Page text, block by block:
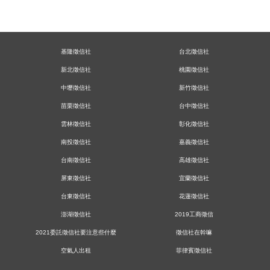
基隆徵信社 台北徵信社
新北徵信社 桃園徵信社
中壢徵信社 新竹徵信社
苗栗徵信社 台中徵信社
雲林徵信社 彰化徵信社
南投徵信社 嘉義徵信社
台南徵信社 高雄徵信社
屏東徵信社 宜蘭徵信社
台東徵信社 花蓮徵信社
澎湖徵信社 2019工商徵信
2021委託徵信社要注意些什麼 徵信社在幹嘛
空氣人出租 菲律賓徵信社